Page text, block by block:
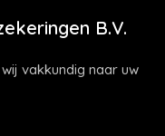
B.V.
vakkundig naar uw